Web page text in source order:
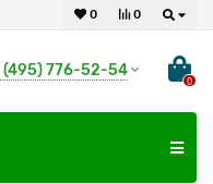
0
0
(495) 776-52-54
0